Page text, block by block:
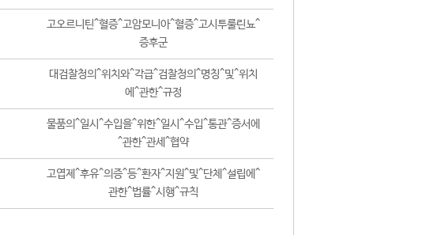
고오르니틴^혈증^고암모니아^혈증^고시투룰린뇨^
증후군
대검찰청의^위치와^각급^검찰청의^명칭^및^위치
에^관한^규정
물품의^일시^수입을^위한^일시^수입^통관^증서에
^관한^관세^협약
고엽제^후유^의증^등^환자^지원^및^단체^설립에^
관한^법률^시행^규칙